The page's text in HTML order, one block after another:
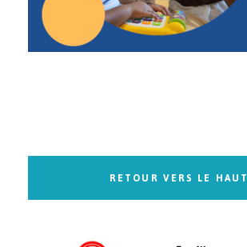
RETOUR VERS LE HAUT